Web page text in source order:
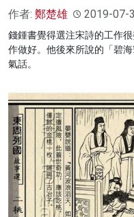
作者: 鄭楚雄 2019-07-
錢鍾書覺得選注宋詩的工作
作做好。他後來所說的「碧
氣話。